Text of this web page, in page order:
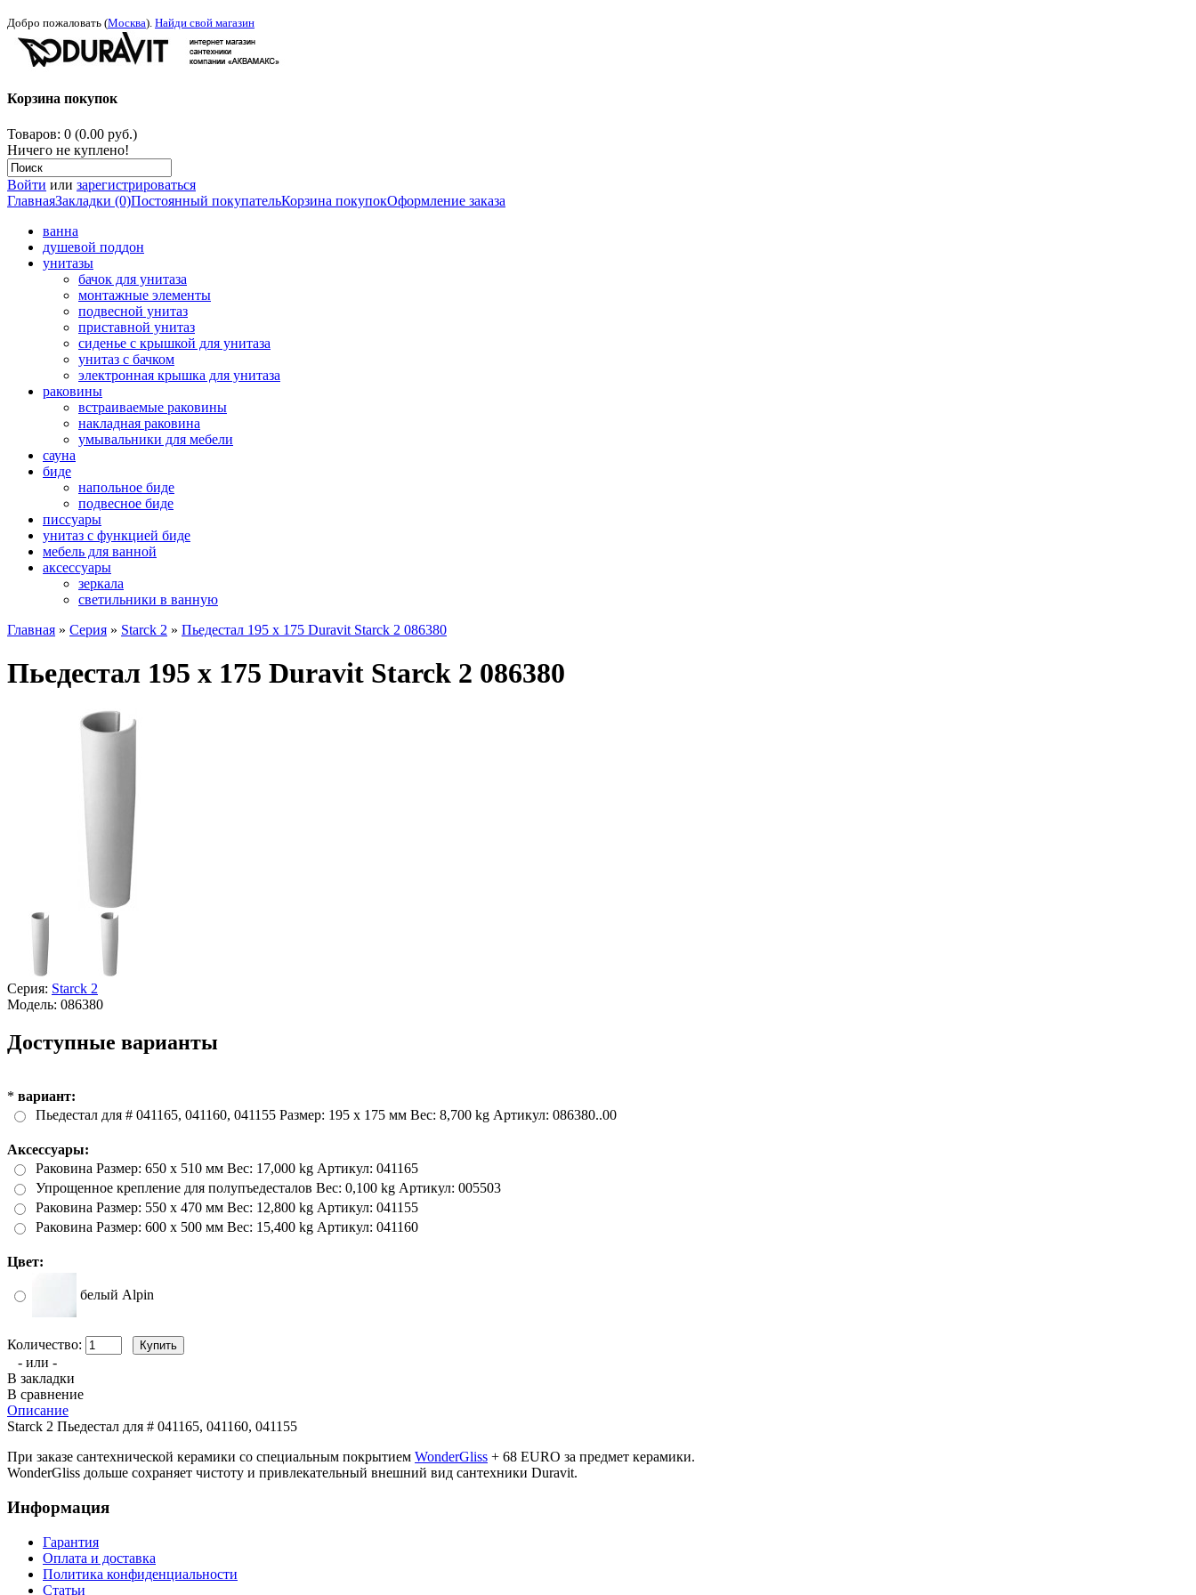
Добро пожаловать (Москва). Найди свой магазин
Корзина покупок
Товаров: 0 (0.00 руб.)
Ничего не куплено!
Войти или зарегистрироваться
ГлавнаяЗакладки (0)Постоянный покупательКорзина покупокОформление заказа
ванна
душевой поддон
унитазы
бачок для унитаза
монтажные элементы
подвесной унитаз
приставной унитаз
сиденье с крышкой для унитаза
унитаз с бачком
электронная крышка для унитаза
раковины
встраиваемые раковины
накладная раковина
умывальники для мебели
сауна
биде
напольное биде
подвесное биде
писсуары
унитаз с функцией биде
мебель для ванной
аксессуары
зеркала
светильники в ванную
Главная » Серия » Starck 2 » Пьедестал 195 x 175 Duravit Starck 2 086380
Пьедестал 195 x 175 Duravit Starck 2 086380
Серия: Starck 2
Модель: 086380
Доступные варианты
* вариант:
Пьедестал для # 041165, 041160, 041155 Размер: 195 x 175 мм Вес: 8,700 kg Артикул: 086380..00
Аксессуары:
Раковина Размер: 650 x 510 мм Вес: 17,000 kg Артикул: 041165
Упрощенное крепление для полупъедесталов Вес: 0,100 kg Артикул: 005503
Раковина Размер: 550 x 470 мм Вес: 12,800 kg Артикул: 041155
Раковина Размер: 600 x 500 мм Вес: 15,400 kg Артикул: 041160
Цвет:
белый Alpin
Количество:
- или -
В закладки
В сравнение
Описание
Starck 2 Пьедестал для # 041165, 041160, 041155
При заказе сантехнической керамики со специальным покрытием WonderGliss + 68 ЕURO за предмет керамики.
WonderGliss дольше сохраняет чистоту и привлекательный внешний вид сантехники Duravit.
Информация
Гарантия
Оплата и доставка
Политика конфиденциальности
Статьи